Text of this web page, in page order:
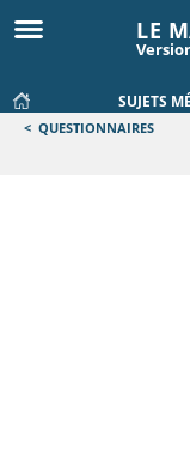
LE
SUJETS
< QUESTIONNAIRES